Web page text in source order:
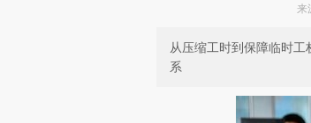
来
从压缩工时到保障临时
系